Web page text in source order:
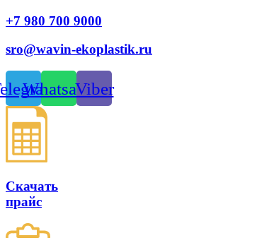
+7 980 700 9000
sro@wavin-ekoplastik.ru
WhatsappViber
Скачать
прайс